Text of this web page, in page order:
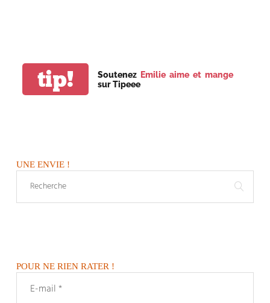
tip! Soutenez Emilie aime et mange
sur Tipeee
UNE ENVIE !
POUR NE RIEN RATER !